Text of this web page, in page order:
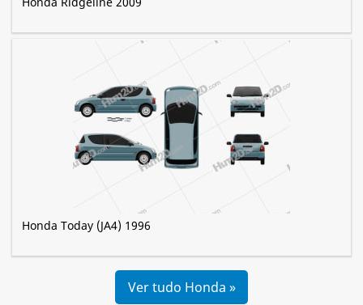
Honda Today (JA4) 1996
Ver tudo Honda »